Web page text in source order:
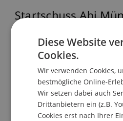
Startschuss Abi
School/Professur:
Institut für
Veranstaltungsdetails
Diese Website
Cookies.
Wir verwenden Cookies,
bestmögliche Online-
Wir setzen dabei auch
Drittanbietern ein (z.B.
Cookies erst nach Ihrer